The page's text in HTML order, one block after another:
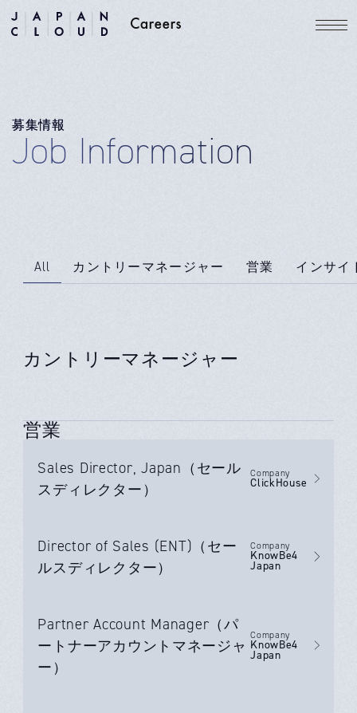
募集情報
Job Information
All カントリーマネージャー 営業 インサイ
カントリーマネージャー
営業
Sales Director, Japan（セール
スディレクター）
Company
ClickHouse
Director of Sales (ENT)（セー
ルスディレクター）
Company
KnowBe4
Japan
Partner Account Manager（パ
ートナーアカウントマネージャ
ー）
Company
KnowBe4
Japan